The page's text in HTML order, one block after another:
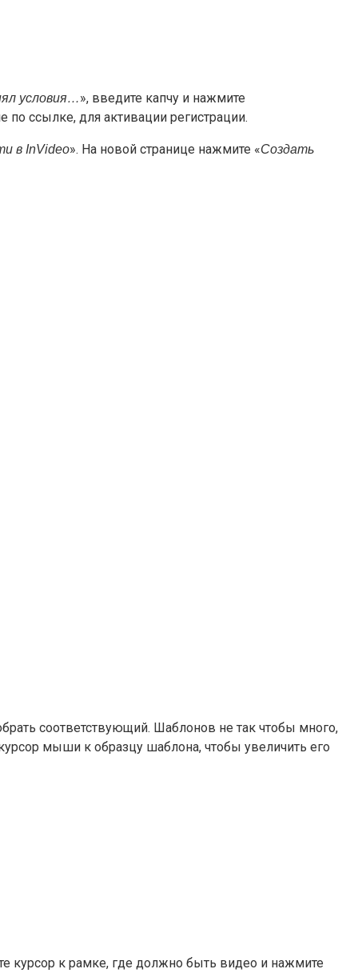
условия…», введите капчу и нажмите
ссылке, для активации регистрации.
в InVideo». На новой странице нажмите «Создать
соответствующий. Шаблонов не так чтобы много,
мыши к образцу шаблона, чтобы увеличить его
курсор к рамке, где должно быть видео и нажмите